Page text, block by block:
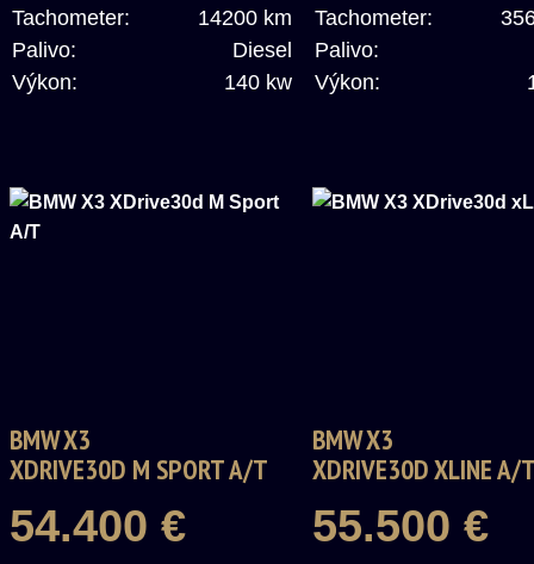
Tachometer:
14200 km
Palivo:
Diesel
Výkon:
140 kw
Tachometer:
Palivo:
Výkon:
BMW X3
XDRIVE30D M SPORT A/T
54.400 €
BMW X3
XDRIVE30D XLINE A/
55.500 €